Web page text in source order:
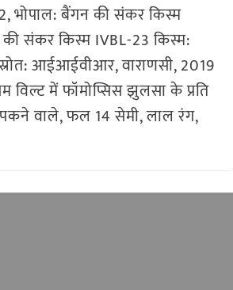
भोपाल: बैंगन की संकर किस्म
संकर किस्म IVBL-23 किस्म:
आईआईवीआर, वाराणसी, 2019
में फॉमोप्सिस झुलसा के प्रति
वाले, फल 14 सेमी, लाल रंग,